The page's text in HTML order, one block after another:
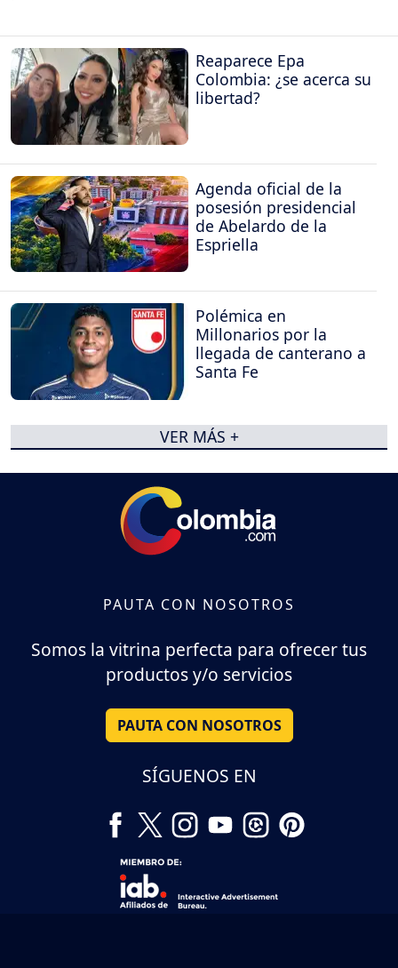
Reaparece Epa
Colombia: ¿se acerca su
libertad?
Agenda oficial de la
posesión presidencial
de Abelardo de la
Espriella
Polémica en
Millonarios por la
llegada de canterano a
Santa Fe
VER MÁS +
PAUTA CON NOSOTROS
Somos la vitrina perfecta para ofrecer tus
productos y/o servicios
PAUTA CON NOSOTROS
SÍGUENOS EN